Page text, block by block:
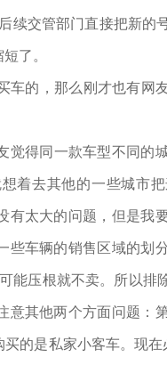
续交管部门直接把新的
了。
车的，那么刚才也有网
觉得同一款车型不同的
着去其他的一些城市
有太大的问题，但是我
些车辆的销售区域的划
能压根就不卖。所以排
意其他两个方面问题：
的是私家小客车。现